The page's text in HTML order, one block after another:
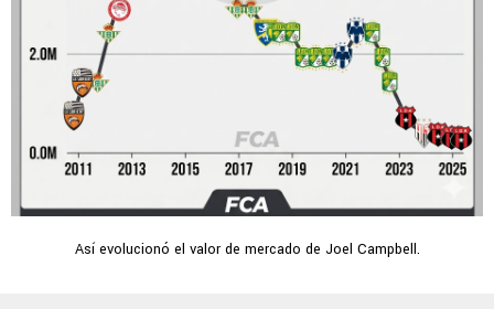
Así evolucionó el valor de mercado de Joel Campbell.